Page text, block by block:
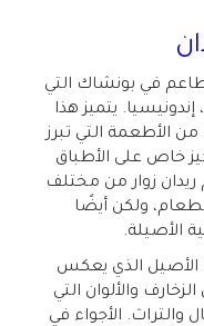
في بونشاك التي
يتميز هذا
الأطعمة التي تبرز
خاص على الأطباق
زوار من مختلف
ولكن أيضًا
الأصيلة.
الأصيل الذي يعكس
والألوان التي
والتراث. الأجواء في